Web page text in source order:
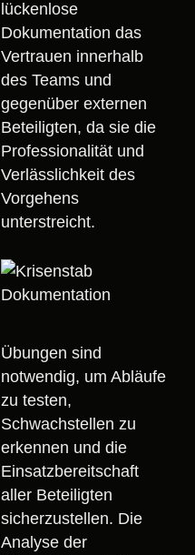
lückenlose
Dokumentation das
Vertrauen innerhalb
des Teams und
gegenüber externen
Beteiligten, da sie die
Professionalität und
Verlässlichkeit des
Vorgehens
unterstreicht.
Übungen sind
notwendig, um Abläufe
zu testen,
Schwachstellen zu
erkennen und die
Einsatzbereitschaft
aller Beteiligten
sicherzustellen. Die
Analyse der